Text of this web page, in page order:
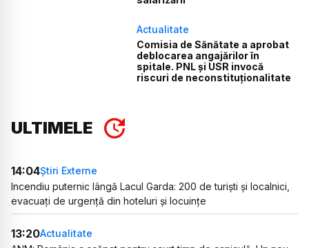
Actualitate
Comisia de Sănătate a aprobat
deblocarea angajărilor în
spitale. PNL și USR invocă
riscuri de neconstituționalitate
ULTIMELE
14:04Știri Externe
Incendiu puternic lângă Lacul Garda: 200 de turiști și localnici,
evacuați de urgență din hoteluri și locuințe
13:20Actualitate